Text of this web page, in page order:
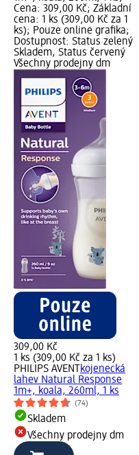
Cena: 309,00 Kč; Základní
cena: 1 ks (309,00 Kč za 1
ks); Pouze online grafika;
Dostupnost: Status zelený
Skladem, Status červený
Všechny prodejny dm
309,00 Kč
1 ks (309,00 Kč za 1 ks)
PHILIPS AVENT
kojenecká
lahev Natural Response
1m+, koala, 260ml, 1 ks
(74)
Skladem
Všechny prodejny dm